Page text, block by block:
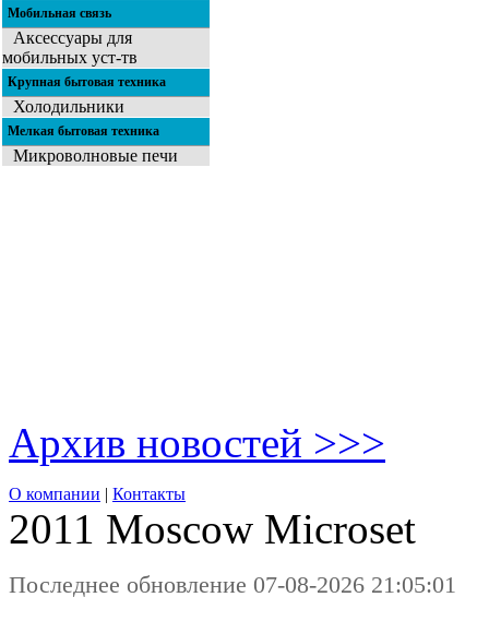
Мобильная связь
Аксессуары для
мобильных уст-тв
Крупная бытовая техника
Холодильники
Мелкая бытовая техника
Микроволновые печи
Архив новостей >>>
О компании | Контакты
2011 Moscow Microset
Последнее обновление 07-08-2026 21:05:01